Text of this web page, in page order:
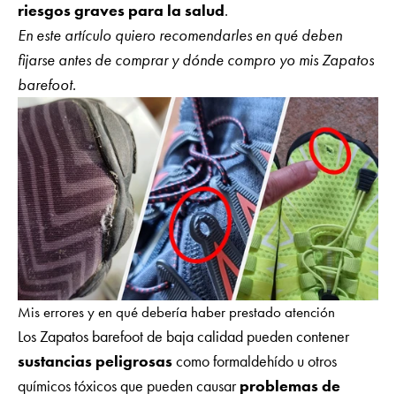
riesgos graves para la salud.
En este artículo quiero recomendarles en qué deben
fijarse antes de comprar y dónde compro yo mis Zapatos
barefoot.
Mis errores y en qué debería haber prestado atención
Los Zapatos barefoot de baja calidad pueden contener
sustancias peligrosascomo formaldehído u otros
químicos tóxicos que pueden causarproblemas de